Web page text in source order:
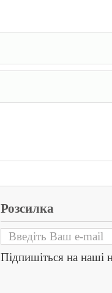
Розсилка
Підпишіться на наші